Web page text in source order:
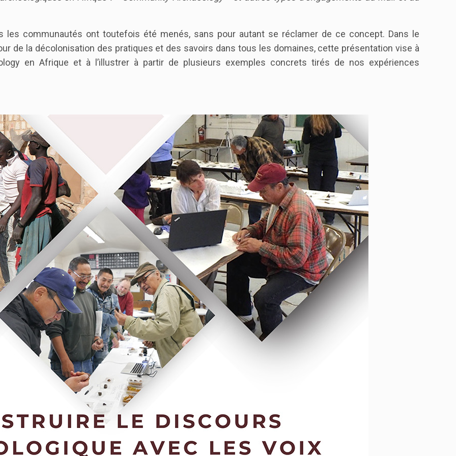
les communautés ont toutefois été menés, sans pour autant se réclamer de ce concept. Dans le
de la décolonisation des pratiques et des savoirs dans tous les domaines, cette présentation vise à
en Afrique et à l’illustrer à partir de plusieurs exemples concrets tirés de nos expériences